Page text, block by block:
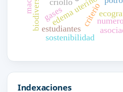
edema uterino
criterio
estudiantes
gases
sostenibilidad
Indexaciones